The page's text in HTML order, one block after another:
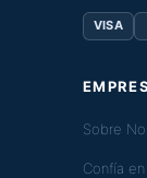
VISA
Sobre
Confía